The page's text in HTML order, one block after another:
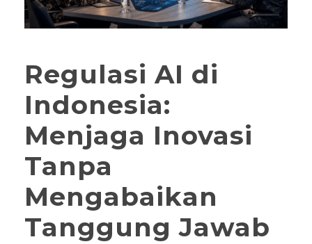
Regulasi AI di
Indonesia:
Menjaga Inovasi
Tanpa
Mengabaikan
Tanggung Jawab